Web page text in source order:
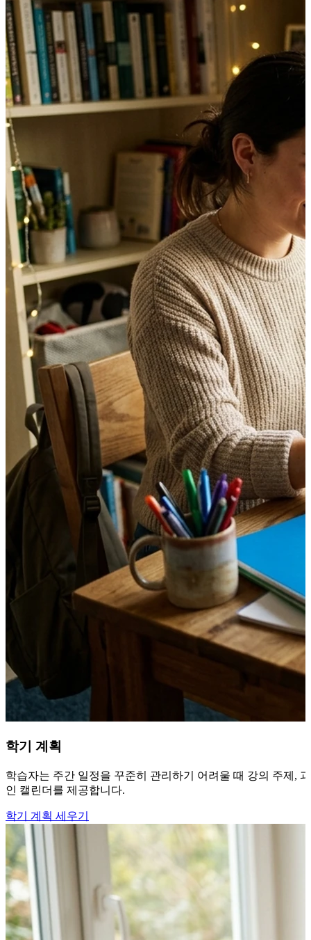
학기 계획
학습자는 주간 일정을 꾸준히 관리하기 어려울 때 강의 주제,
인 캘린더를 제공합니다.
학기 계획 세우기